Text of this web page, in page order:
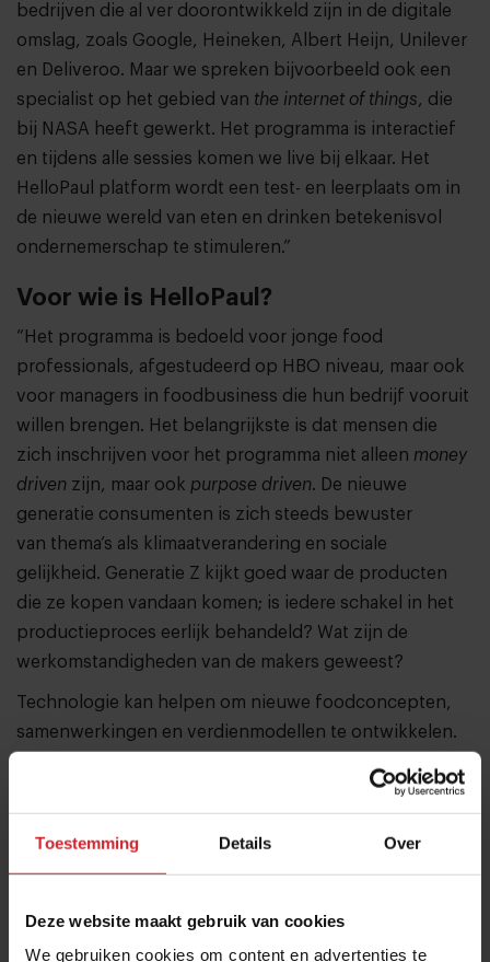
Toestemming Details Over
Deze website maakt gebruik van cookies
We gebruiken cookies om content en advertenties te
bedrijven die al ver doorontwikkeld zijn in de digitale
omslag, zoals Google, Heineken, Albert Heijn, Unilever
en Deliveroo. Maar we spreken bijvoorbeeld ook een
specialist op het gebied van the internet of things, die
bij NASA heeft gewerkt. Het programma is interactief
en tijdens alle sessies komen we live bij elkaar. Het
HelloPaul platform wordt een test- en leerplaats om in
de nieuwe wereld van eten en drinken betekenisvol
ondernemerschap te stimuleren.”
Voor wie is HelloPaul?
“Het programma is bedoeld voor jonge food
professionals, afgestudeerd op HBO niveau, maar ook
voor managers in foodbusiness die hun bedrijf vooruit
willen brengen. Het belangrijkste is dat mensen die
zich inschrijven voor het programma niet alleen money
driven zijn, maar ook purpose driven. De nieuwe
generatie consumenten is zich steeds bewuster
van thema’s als klimaatverandering en sociale
gelijkheid. Generatie Z kijkt goed waar de producten
die ze kopen vandaan komen; is iedere schakel in het
productieproces eerlijk behandeld? Wat zijn de
werkomstandigheden van de makers geweest?
Technologie kan helpen om nieuwe foodconcepten,
samenwerkingen en verdienmodellen te ontwikkelen.
boeren in ontwikkelingslanden te helpen. Met het
meegeven. Het doel van het programma is om
professionals op te leiden tot pioniers die